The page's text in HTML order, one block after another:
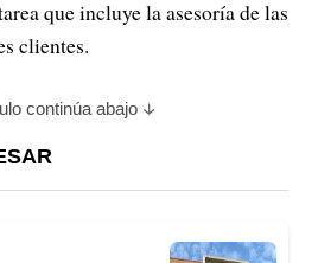
que incluye la asesoría de las
clientes.
continúa abajo